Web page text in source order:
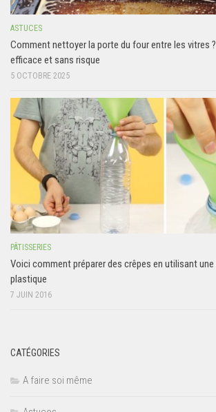
ASTUCES
Comment nettoyer la porte du four entre les vitres
efficace et sans risque
5 OCTOBRE 2025
PÂTISSERIES
Voici comment préparer des crêpes en utilisant
plastique
7 JUIN 2016
CATÉGORIES
A faire soi même